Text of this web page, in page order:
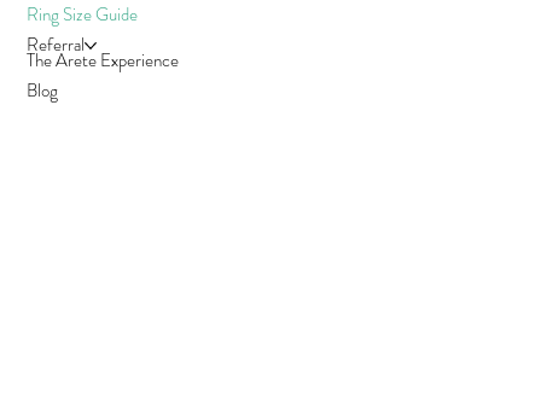
Ring Size Guide
Referral
The Arete Experience
Blog